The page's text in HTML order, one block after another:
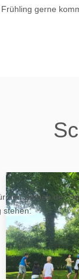
gerne
Betrieb der
stehen.